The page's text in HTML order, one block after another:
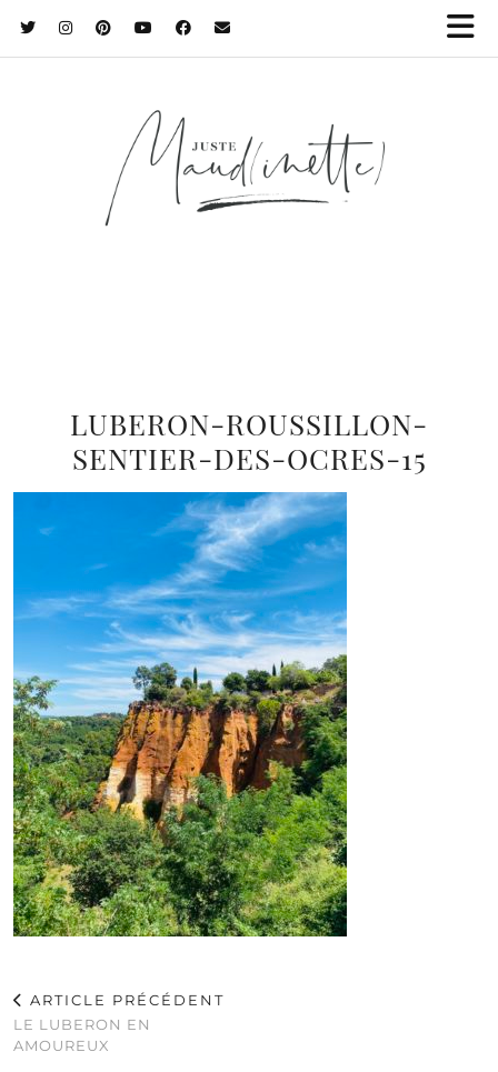
LUBERON-ROUSSILLON-
SENTIER-DES-OCRES-15
ARTICLE PRÉCÉDENT
LE LUBERON EN
AMOUREUX